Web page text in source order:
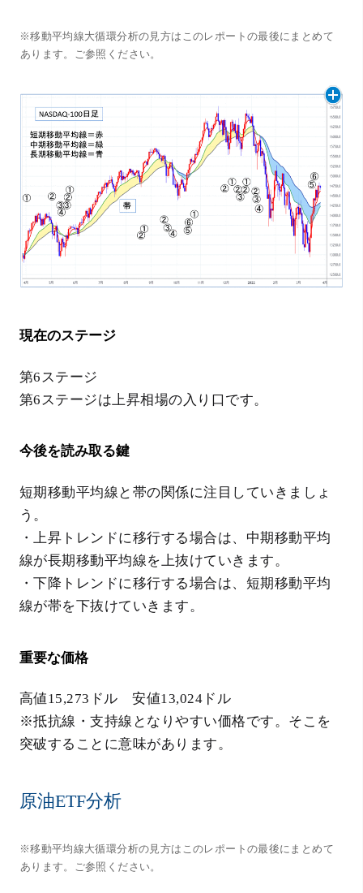
※移動平均線大循環分析の見方はこのレポートの最後にまとめて
あります。ご参照ください。
現在のステージ
第6ステージ
第6ステージは上昇相場の入り口です。
今後を読み取る鍵
短期移動平均線と帯の関係に注目していきましょ
う。
・上昇トレンドに移行する場合は、中期移動平均
線が長期移動平均線を上抜けていきます。
・下降トレンドに移行する場合は、短期移動平均
線が帯を下抜けていきます。
重要な価格
高値15,273ドル 安値13,024ドル
※抵抗線・支持線となりやすい価格です。そこを
突破することに意味があります。
原油ETF分析
※移動平均線大循環分析の見方はこのレポートの最後にまとめて
あります。ご参照ください。